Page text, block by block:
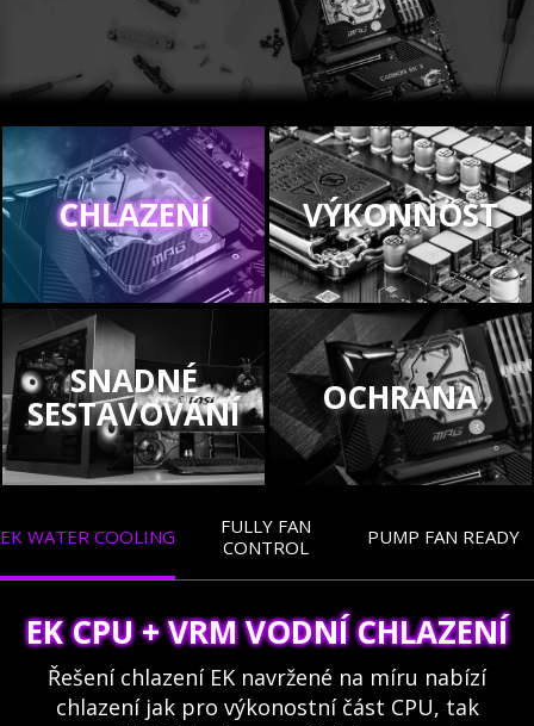
CHLAZENÍ VÝKONNOST
SNADNÉ
SESTAVOVÁNÍ OCHRANA
EK WATER COOLING
FULLY FAN
CONTROL
PUMP FAN READY
EK CPU + VRM VODNÍ CHLAZENÍ
Řešení chlazení EK navržené na míru nabízí
chlazení jak pro výkonostní část CPU, tak